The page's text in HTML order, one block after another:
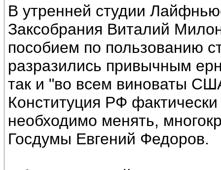
В утренней студии
Заксобрания Виталий
пособием по пользованию
разразились привычным
так и "во всем виноваты
Конституция РФ
необходимо менять,
Госдумы Евгений Федоров.